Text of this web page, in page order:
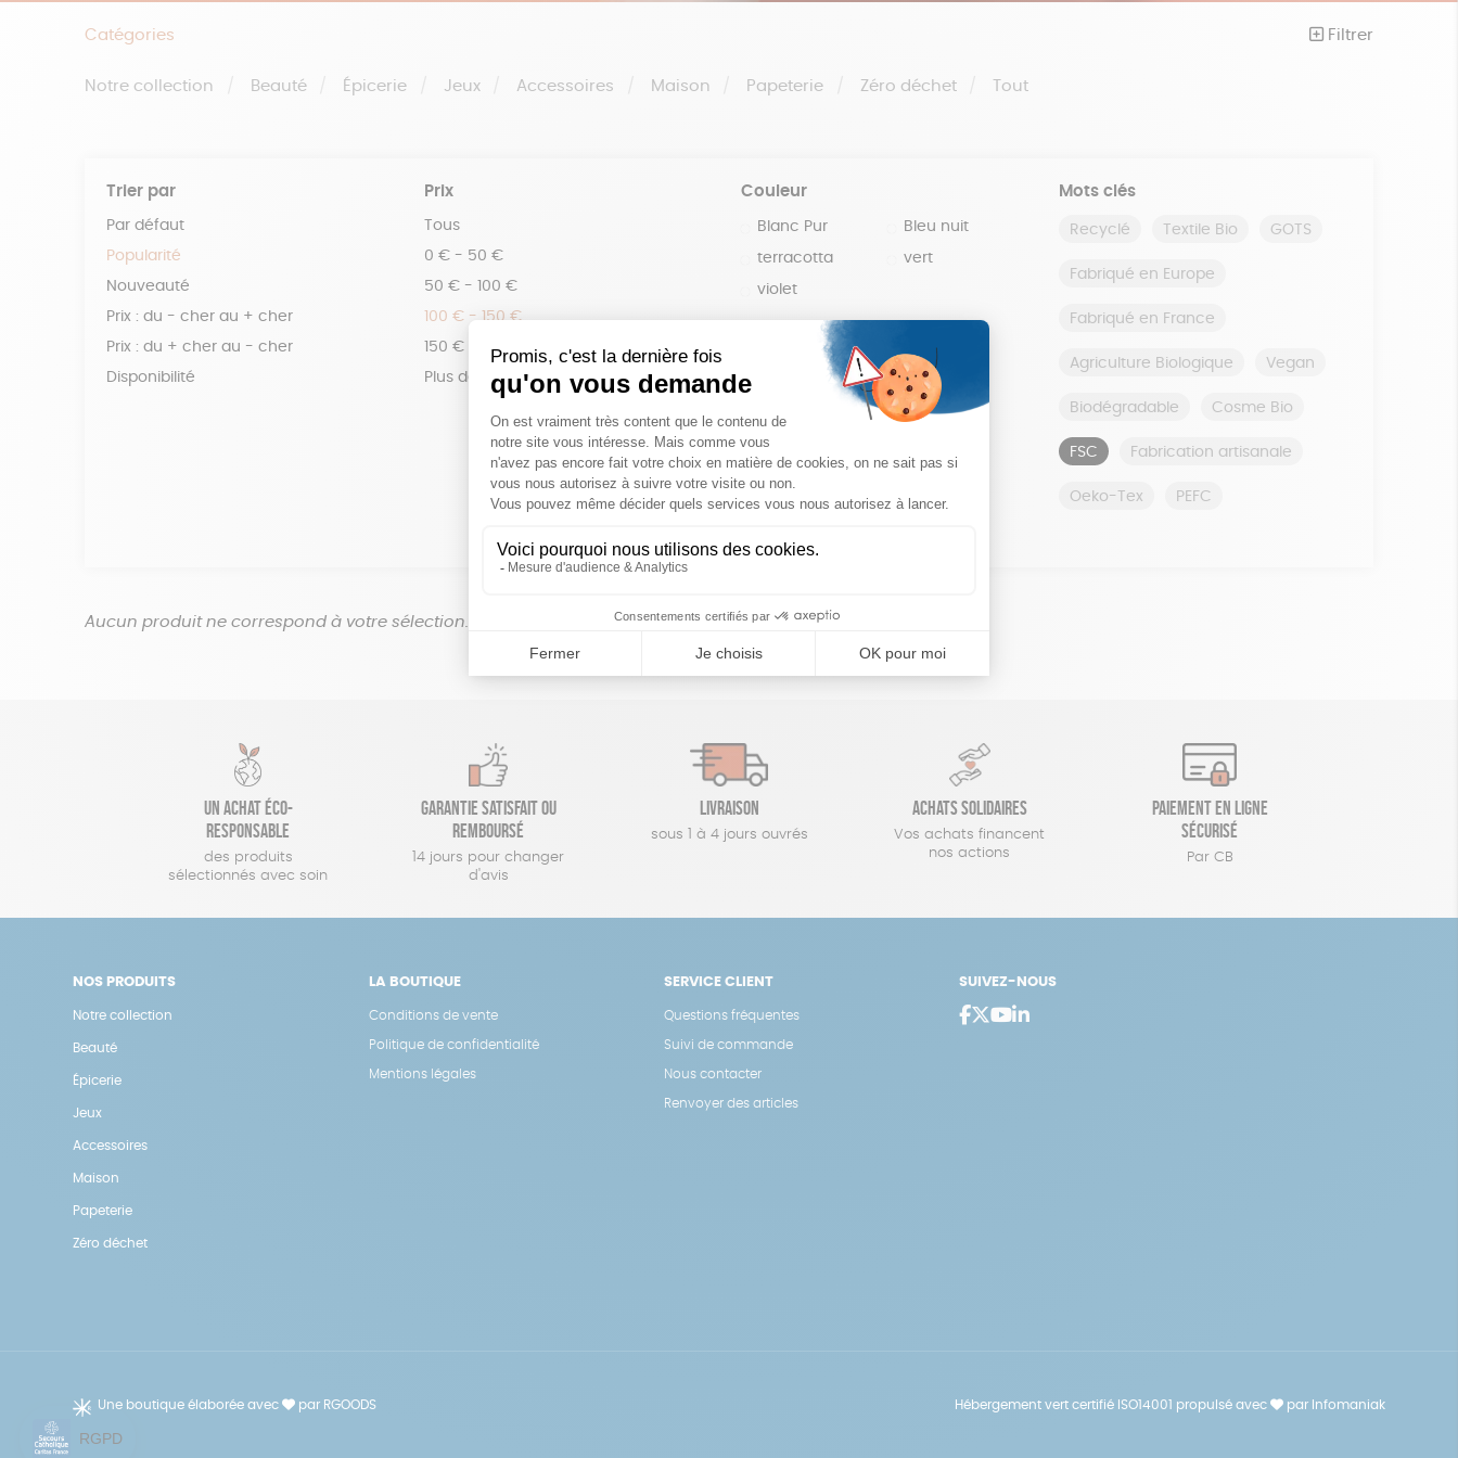
Catégories Filtrer
Notre collection Beauté Épicerie Jeux Accessoires Maison Papeterie Zéro déchet Tout
Trier par
Par défaut
Popularité
Nouveauté
Prix : du - cher au + cher
Prix : du + cher au - cher
Disponibilité
Prix
Tous
0 € - 50 €
50 € - 100 €
100 € - 150 €
150 € - 200 €
Plus de 200€
Couleur
Blanc Pur Bleu nuit
terracotta vert
violet
Mots clés
Recyclé Textile Bio GOTS
Fabriqué en Europe
Fabriqué en France
Agriculture Biologique Vegan
Biodégradable Cosme Bio
FSC Fabrication artisanale
Oeko-Tex PEFC
Aucun produit ne correspond à votre sélection.
Un achat éco-
responsable
des produits
sélectionnés avec soin
Garantie satisfait ou
remboursé
14 jours pour changer
d'avis
Livraison
sous 1 à 4 jours ouvrés
Achats solidaires
Vos achats financent
nos actions
Paiement en ligne
sécurisé
Par CB
NOS PRODUITS
Notre collection
Beauté
Épicerie
Jeux
Accessoires
Maison
Papeterie
Zéro déchet
LA BOUTIQUE
Conditions de vente
Politique de confidentialité
Mentions légales
SERVICE CLIENT
Questions fréquentes
Suivi de commande
Nous contacter
Renvoyer des articles
SUIVEZ-NOUS
Une boutique élaborée avec par RGOODS Hébergement vert certifié ISO14001 propulsé avec par Infomaniak